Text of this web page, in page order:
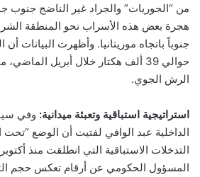
من “الحوريات” والجراد غير الناضج جنوب
هجرة بعض هذه الأسراب نحو المنطقة
جنوباً باتجاه موريتانيا. وأظهرت البيانات
الرش الجوي.
استراتيجية استباقية وتعبئة ميدانية: وفي
الداخلية عبد الوافي لفتيت أن الوضع
المسؤول الحكومي عن أرقام تعكس حجم